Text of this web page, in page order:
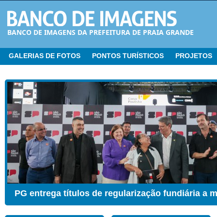
BANCO DE IMAGENS DA PREFEITURA DE PRAIA GRANDE
GALERIAS DE FOTOS PONTOS TURÍSTICOS PROJETOS
CER ganha Sala de Estimulação Sensorial